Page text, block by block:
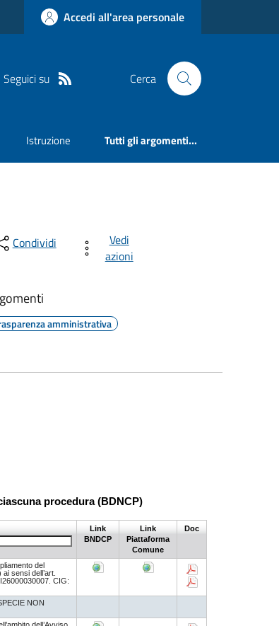
Accedi all'area personale
Seguici su Cerca
Istruzione Tutti gli argomenti...
Condividi
Vedi
azioni
amministrativa